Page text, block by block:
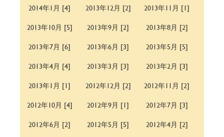
2014年1月 [4]
2013年12月 [2]
2013年11月 [1]
2013年10月 [5]
2013年9月 [2]
2013年8月 [2]
2013年7月 [6]
2013年6月 [3]
2013年5月 [5]
2013年4月 [4]
2013年3月 [3]
2013年2月 [3]
2013年1月 [1]
2012年12月 [2]
2012年11月 [2]
2012年10月 [4]
2012年9月 [1]
2012年7月 [3]
2012年6月 [2]
2012年5月 [5]
2012年4月 [2]